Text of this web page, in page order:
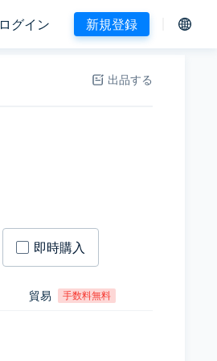
ログイン 新規登録
出品する
即時購入
貿易 手数料無料